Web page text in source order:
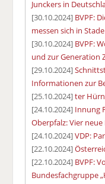
Junckers in
[30.10.2024] BVPF:
messen sich in Stade
[30.10.2024] BVPF:
und zur Generation
[29.10.2024]
Informationen zur
[25.10.2024]ter
[24.10.2024] Innung
Oberpfalz: Vier
[24.10.2024]VDP:
[22.10.2024]
[22.10.2024] BVPF:
Bundesfachgruppe